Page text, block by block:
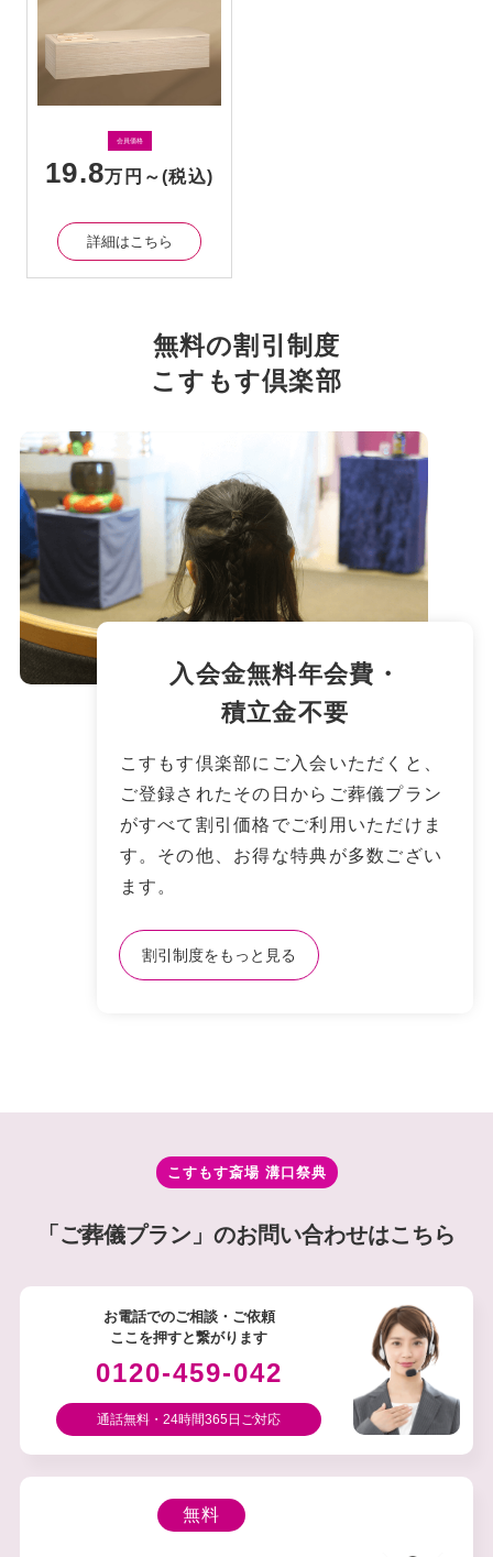
会員価格
19.8万円～(税込)
詳細はこちら
無料の割引制度
こすもす倶楽部
⼊会⾦無料年会費・
積⽴⾦不要
こすもす倶楽部にご⼊会いただくと、
ご登録されたその⽇からご葬儀プラン
がすべて割引価格でご利⽤いただけま
す。その他、お得な特典が多数ござい
ます。
割引制度をもっと⾒る
こすもす斎場 溝⼝祭典
「ご葬儀プラン」のお問い合わせはこちら
お電話でのご相談・ご依頼
ここを押すと繋がります
0120-459-042
通話無料・24時間365⽇ご対応
無料